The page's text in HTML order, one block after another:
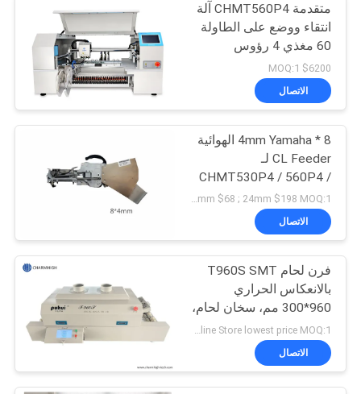
مراقبة
الجودة
اتصل
بنا
أخبار
SHOPPING
ON
LINE
خريطة
الموقع
طابعة استنسل
23
فرن إعادة تدفق SMT
34
21
متقدمة CHMT560P4 آلة
انتقاء ووضع على الطاولة
60 مغذي 4 رؤوس
$6200 MOQ:1
الاتصال
8 * 4mm Yamaha الهوائية
CL Feeder لـ
CHMT530P4 / 560P4 /
510/761 Charmhigh smt
8mm $50; 12mm &16mm $68 ; 24mm $198 MOQ:1
الاتصال
فرن لحام T960S SMT
بالانعكاس الحراري
960*300 مم، سخان لحام،
شاشة لمس، 5 مناطق
حرارة
See Online Store lowest price MOQ:1
الاتصال